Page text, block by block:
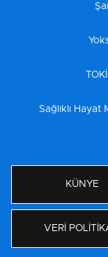
Sağlıklı Hayat
KÜNYE
VERİ